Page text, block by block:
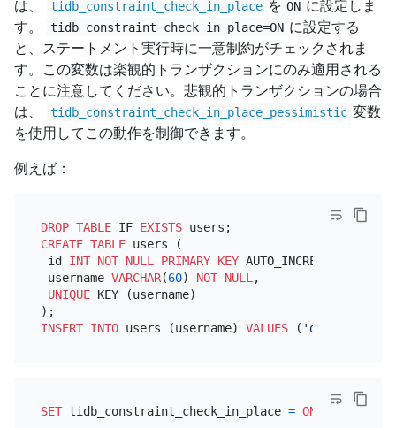
は、
tidb_constraint_check_in_place を ON に設定しま
す。
tidb_constraint_check_in_place=ON に設定する
と、ステートメント実行時に一意制約がチェックされま
す。この変数は楽観的トランザクションにのみ適用される
ことに注意してください。悲観的トランザクションの場合
は、
tidb_constraint_check_in_place_pessimistic 変数
を使用してこの動作を制御できます。
例えば：
DROP TABLE IF EXISTS
CREATE TABLE users (
id INT NOT NULL PRIMARY KEY AUTO_INCREMENT,
username VARCHAR(60) NOT NULL ,
UNIQUE KEY (username)
INSERT INTO users (username) VALUES ( 'dave'
SET tidb_constraint_check_in_place = ON